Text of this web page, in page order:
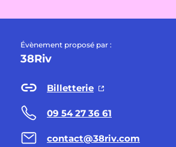
Évènement proposé par :
38Riv
Billetterie
09 54 27 36 61
contact@38riv.com